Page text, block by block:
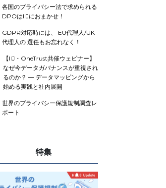
各国のプライバシー法で求められる
DPOはIIJにおまかせ！
GDPR対応時には、 EU代理人/UK
代理人の 選任もお忘れなく！
【IIJ・OneTrust共催ウェビナー】
なぜ今データガバナンスが重視され
るのか？ ― データマッピングから
始める実践と社内展開
世界のプライバシー保護規制調査レ
ポート
特集